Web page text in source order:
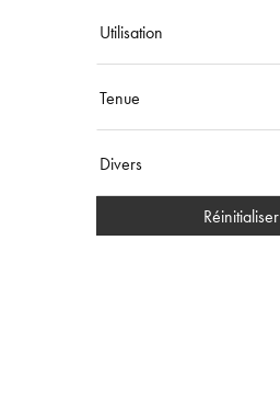
Utilisation
Tenue
Divers
Réinitialiser